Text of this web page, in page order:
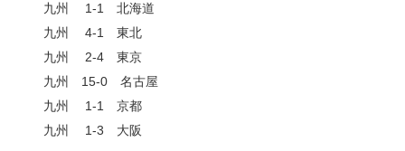
九州 1-1 北海道
九州 4-1 東北
九州 2-4 東京
九州 15-0 名古屋
九州 1-1 京都
九州 1-3 大阪